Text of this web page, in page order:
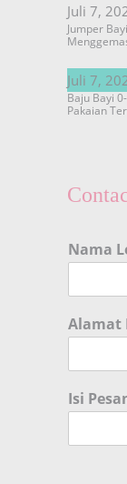
Juli 7,
Jumper
Juli 7,
Baju Bayi
Pakaian
Nama
Alamat
Isi